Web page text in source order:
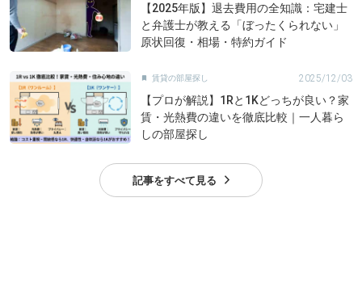
【2025年版】退去費用の全知識：宅建士
と弁護士が教える「ぼったくられない」
原状回復・相場・特約ガイド
賃貸の部屋探し 2025/12/03
【プロが解説】1Rと1Kどっちが良い？家
賃・光熱費の違いを徹底比較｜一人暮ら
しの部屋探し
記事をすべて見る